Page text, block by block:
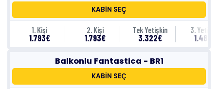
KABİN SEÇ
1. Kişi
1.793€
2. Kişi
1.793€
Tek Yetişkin
3.322€
3.
1.483€
Balkonlu Fantastica - BR1
KABİN SEÇ